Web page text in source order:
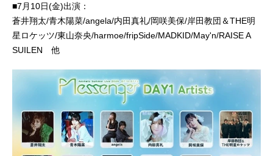
■7月10日(金)出演：
蒼井翔太/青木陽菜/angela/内田真礼/岡咲美保/岸田教団＆THE明
星ロケッツ/東山奈央/harmoe/fripSide/MADKID/May'n/RAISE A
SUILEN 他